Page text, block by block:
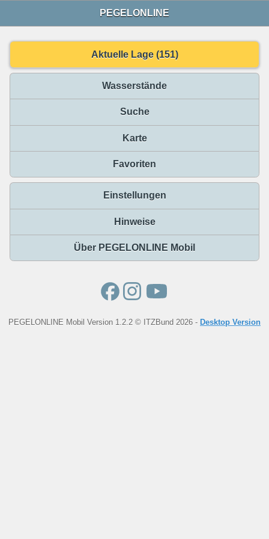
PEGELONLINE
Aktuelle Lage (151)
Wasserstände
Suche
Karte
Favoriten
Einstellungen
Hinweise
Über PEGELONLINE Mobil
PEGELONLINE Mobil Version 1.2.2 © ITZBund 2026 - Desktop Version